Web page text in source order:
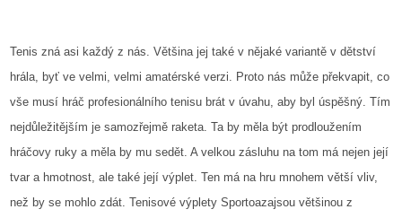
Tenis zná asi každý z nás. Většina jej také v nějaké variantě v dětství
hrála, byť ve velmi, velmi amatérské verzi. Proto nás může překvapit, co
vše musí hráč profesionálního tenisu brát v úvahu, aby byl úspěšný.Tím
nejdůležitějším je samozřejmě raketa. Ta by měla být prodloužením
hráčovy ruky a měla by mu sedět. A velkou zásluhu na tom má nejen její
tvar a hmotnost, ale také její výplet. Ten má na hru mnohem větší vliv,
než by se mohlo zdát.Tenisové výpletySportoazajsou většinou z